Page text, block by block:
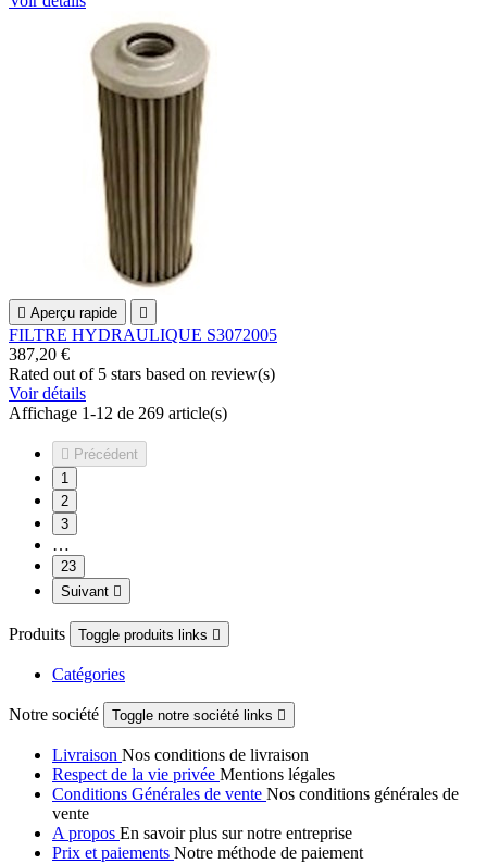
 Aperçu rapide 
FILTRE HYDRAULIQUE S3072005
387,20 €
Rated out of 5 stars based on review(s)
Voir détails
Affichage 1-12 de 269 article(s)
 Précédent
1
2
3
…
23
Suivant 
Produits Toggle produits links 
Catégories
Notre société Toggle notre société links 
Livraison Nos conditions de livraison
Respect de la vie privée Mentions légales
Conditions Générales de vente Nos conditions générales de
vente
A propos En savoir plus sur notre entreprise
Prix et paiements Notre méthode de paiement